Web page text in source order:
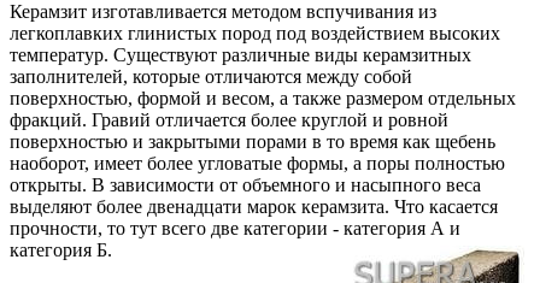
Керамзит изготавливается методом вспучивания из
легкоплавких глинистых пород под воздействием высоких
температур. Существуют различные виды керамзитных
заполнителей, которые отличаются между собой
поверхностью, формой и весом, а также размером отдельных
фракций. Гравий отличается более круглой и ровной
поверхностью и закрытыми порами в то время как щебень
наоборот, имеет более угловатые формы, а поры полностью
открыты. В зависимости от объемного и насыпного веса
выделяют более двенадцати марок керамзита. Что касается
прочности, то тут всего две категории - категория А и
категория Б.